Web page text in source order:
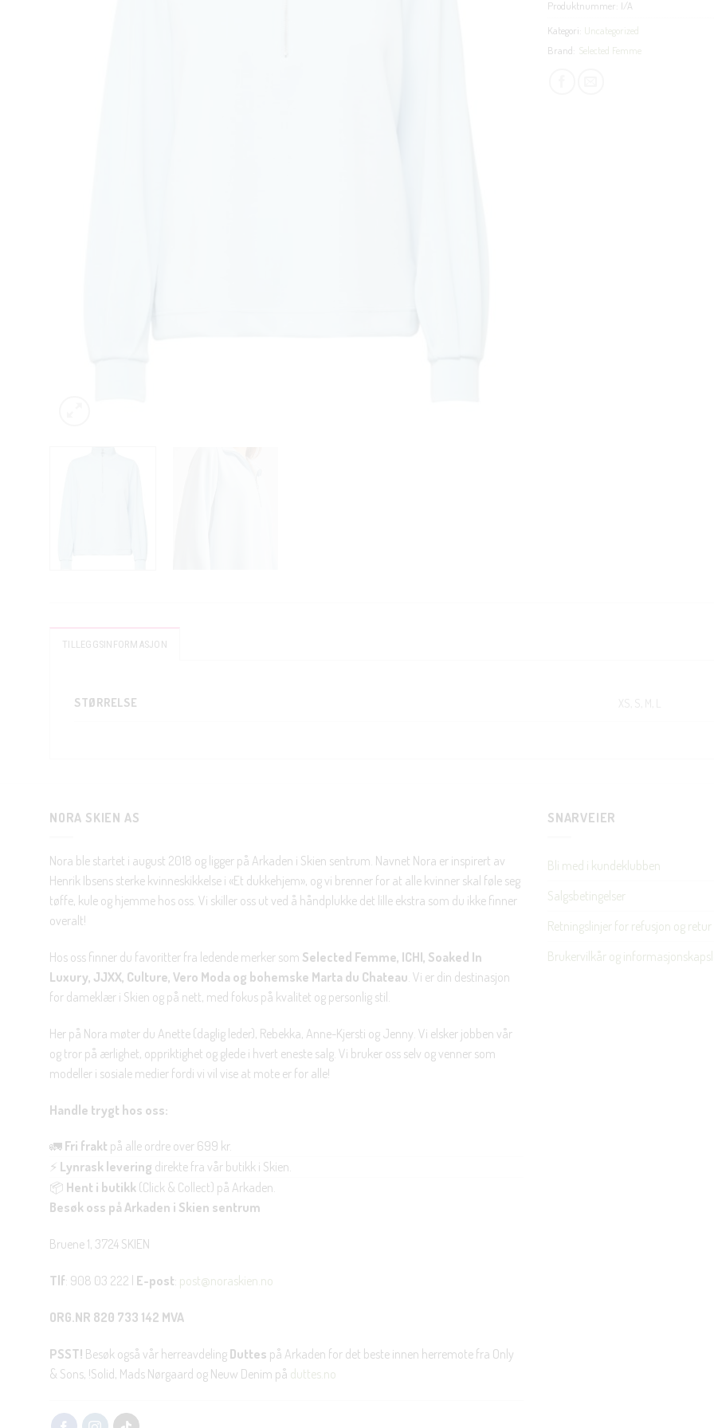
Produktnummer: I/A
Kategori: Uncategorized
Brand: Selected Femme
TILLEGGSINFORMASJON
STØRRELSE
NORA SKIEN AS
Nora ble startet i august 2018 og ligger på Arkaden i Skien sentrum. Navnet Nora er inspirert av
Henrik Ibsens sterke kvinneskikkelse i «Et dukkehjem», og vi brenner for at alle kvinner skal føle seg
tøffe, kule og hjemme hos oss. Vi skiller oss ut ved å håndplukke det lille ekstra som du ikke finner
overalt!
Hos oss finner du favoritter fra ledende merker som Selected Femme, ICHI, Soaked In
Luxury, JJXX, Culture, Vero Moda og bohemske Marta du Chateau. Vi er din destinasjon
for dameklær i Skien og på nett, med fokus på kvalitet og personlig stil.
Her på Nora møter du Anette (daglig leder), Rebekka, Anne-Kjersti og Jenny. Vi elsker jobben vår
og tror på ærlighet, oppriktighet og glede i hvert eneste salg. Vi bruker oss selv og venner som
modeller i sosiale medier fordi vi vil vise at mote er for alle!
Handle trygt hos oss:
🚛 Fri frakt på alle ordre over 699 kr.
⚡ Lynrask levering direkte fra vår butikk i Skien.
📦 Hent i butikk (Click & Collect) på Arkaden.
Besøk oss på Arkaden i Skien sentrum
Bruene 1, 3724 SKIEN
Tlf: 908 03 222 | E-post: post@noraskien.no
ORG.NR 820 733 142 MVA
PSST! Besøk også vår herreavdeling Duttes på Arkaden for det beste innen herremote fra Only
& Sons, !Solid, Mads Nørgaard og Neuw Denim på duttes.no
SNARVEIER
Bli med i kundeklubben
Salgsbetingelser
Retningslinjer for refusjon og retur
Brukervilkår og